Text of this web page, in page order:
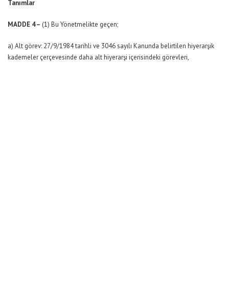
Tanımlar
MADDE 4 – (1) Bu Yönetmelikte geçen;
a) Alt görev: 27/9/1984 tarihli ve 3046 sayılı Kanunda belirtilen hiyerarşik
kademeler çerçevesinde daha alt hiyerarşi içerisindeki görevleri,